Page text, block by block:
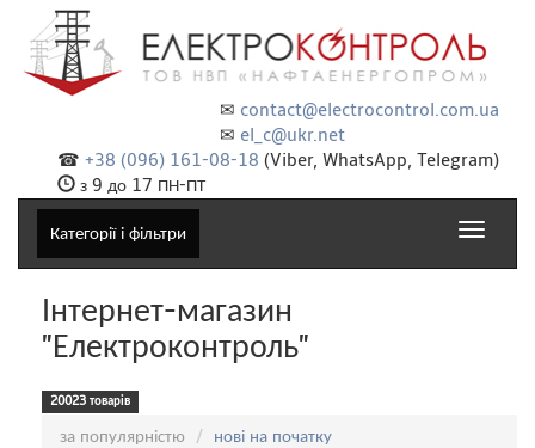
✉ contact@electrocontrol.com.ua
✉ el_c@ukr.net
☎ +38 (096) 161-08-18 (Viber, WhatsApp, Telegram)
з 9 до 17 ПН-ПТ
Категорії і фільтри
Toggle
Інтернет-магазин
"Електроконтроль"
20023 товарів
за популярністю
нові на початку